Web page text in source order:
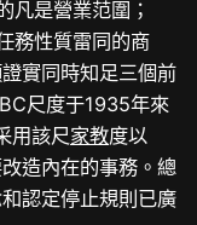
凡是營業范圍；
務性質雷同的商
實同時知足三個前
尺度于1935年來
用該尺家教度以
造內在的事務。總
認定停止規則已廣